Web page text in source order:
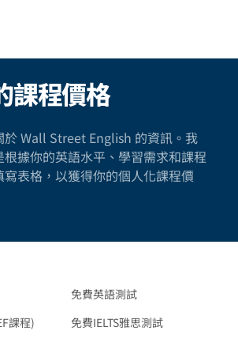
課程價格
於 Wall Street English 的資訊。我
據你的英語水平、學習需求和課程
表格，以獲得你的個人化課程價
課程)
免費英語測試
免費IELTS雅思測試